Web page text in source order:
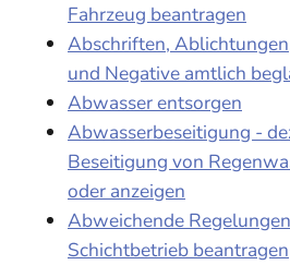
Fahrzeug beantragen
Abschriften,
und Negative amtlich
Abwasser entsorgen
Abwasserbeseitigung -
Beseitigung von
oder anzeigen
Abweichende
Schichtbetrieb beantragen